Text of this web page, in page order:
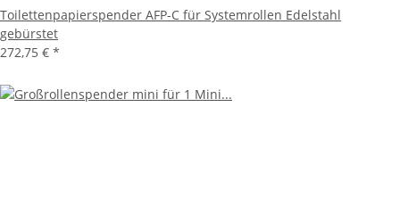
Toilettenpapierspender AFP-C für Systemrollen Edelstahl
gebürstet
272,75 € *